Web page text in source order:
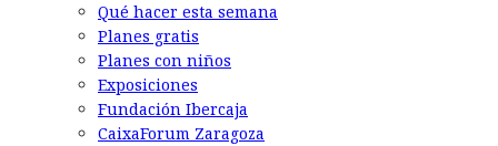
Qué hacer esta semana
Planes gratis
Planes con niños
Exposiciones
Fundación Ibercaja
CaixaForum Zaragoza